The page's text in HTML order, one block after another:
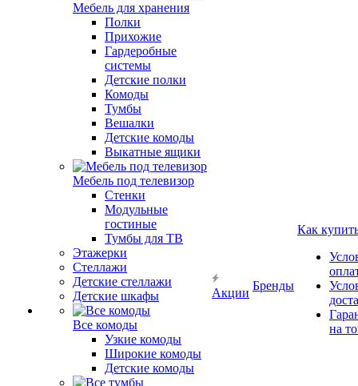
Мебель для хранения
Полки
Прихожие
Гардеробные
системы
Детские полки
Комоды
Тумбы
Вешалки
Детские комоды
Выкатные ящики
Мебель под телевизор
Стенки
Модульные
гостиные
Тумбы для ТВ
Этажерки
Стеллажи
Детские стеллажи
Детские шкафы
Все комоды
Узкие комоды
Широкие комоды
Детские комоды
Акции
Бренды
Как
на